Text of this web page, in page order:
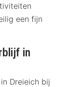
een fijn
in
Dreieich bij